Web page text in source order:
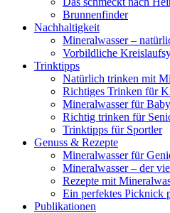
Brunnenfinder
Nachhaltigkeit
Mineralwasser –
Vorbildliche
Trinktipps
Natürlich trinken mit
Richtiges Trinken für
Mineralwasser für
Richtig trinken für
Trinktipps für Sportler
Genuss & Rezepte
Mineralwasser für
Mineralwasser – der
Rezepte mit
Ein perfektes Picknick
Publikationen